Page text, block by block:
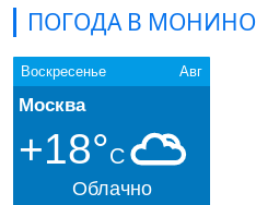
ПОГОДА В МОНИНО
Воскресенье Авг
Москва
+18°C
Облачно